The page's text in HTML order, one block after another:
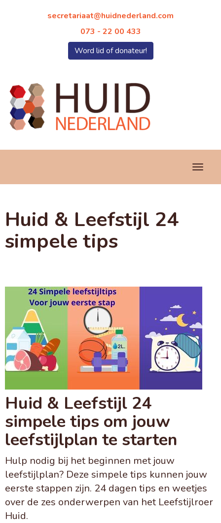
taairaterces@huidnederland.com
073 - 22 00 433
Word lid of donateur!
Huid & Leefstijl 24
simpele tips
Huid & Leefstijl 24
simpele tips om jouw
leefstijlplan te starten
Hulp nodig bij het beginnen met jouw
leefstijlplan? Deze simpele tips kunnen jouw
eerste stappen zijn. 24 dagen tips en weetjes
over de zes onderwerpen van het Leefstijlroer
Huid.